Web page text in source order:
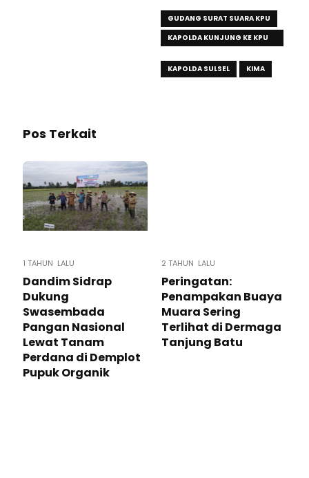
GUDANG SURAT SUARA KPU
KAPOLDA KUNJUNG KE KPU
KAPOLDA SULSEL
KIMA
Pos Terkait
1 TAHUN LALU
Dandim Sidrap
Dukung
Swasembada
Pangan Nasional
Lewat Tanam
Perdana di Demplot
Pupuk Organik
2 TAHUN LALU
Peringatan:
Penampakan Buaya
Muara Sering
Terlihat di Dermaga
Tanjung Batu